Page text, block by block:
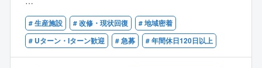
▼業務内容
産業プラント設備における空調・電気設備・建築など
のエンジニアリング（計画/設計/施工/保守サービス）
をトータルで手がけている部署です。
【歓迎（WANT）】
・一級、二級管工事、電気工事施工管理技士の資格を
お持ちの方、
または、その資格取得を目指されている方
# 生産施設 # 改修・現状回復
# 地域密着
# Uターン・Iターン歓迎
# 急募 # 年間休日120日以上